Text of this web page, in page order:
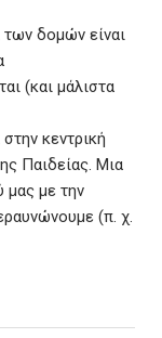
δομών είναι
(και μάλιστα
κεντρική
Παιδείας. Μια
μας με την
(π. χ.